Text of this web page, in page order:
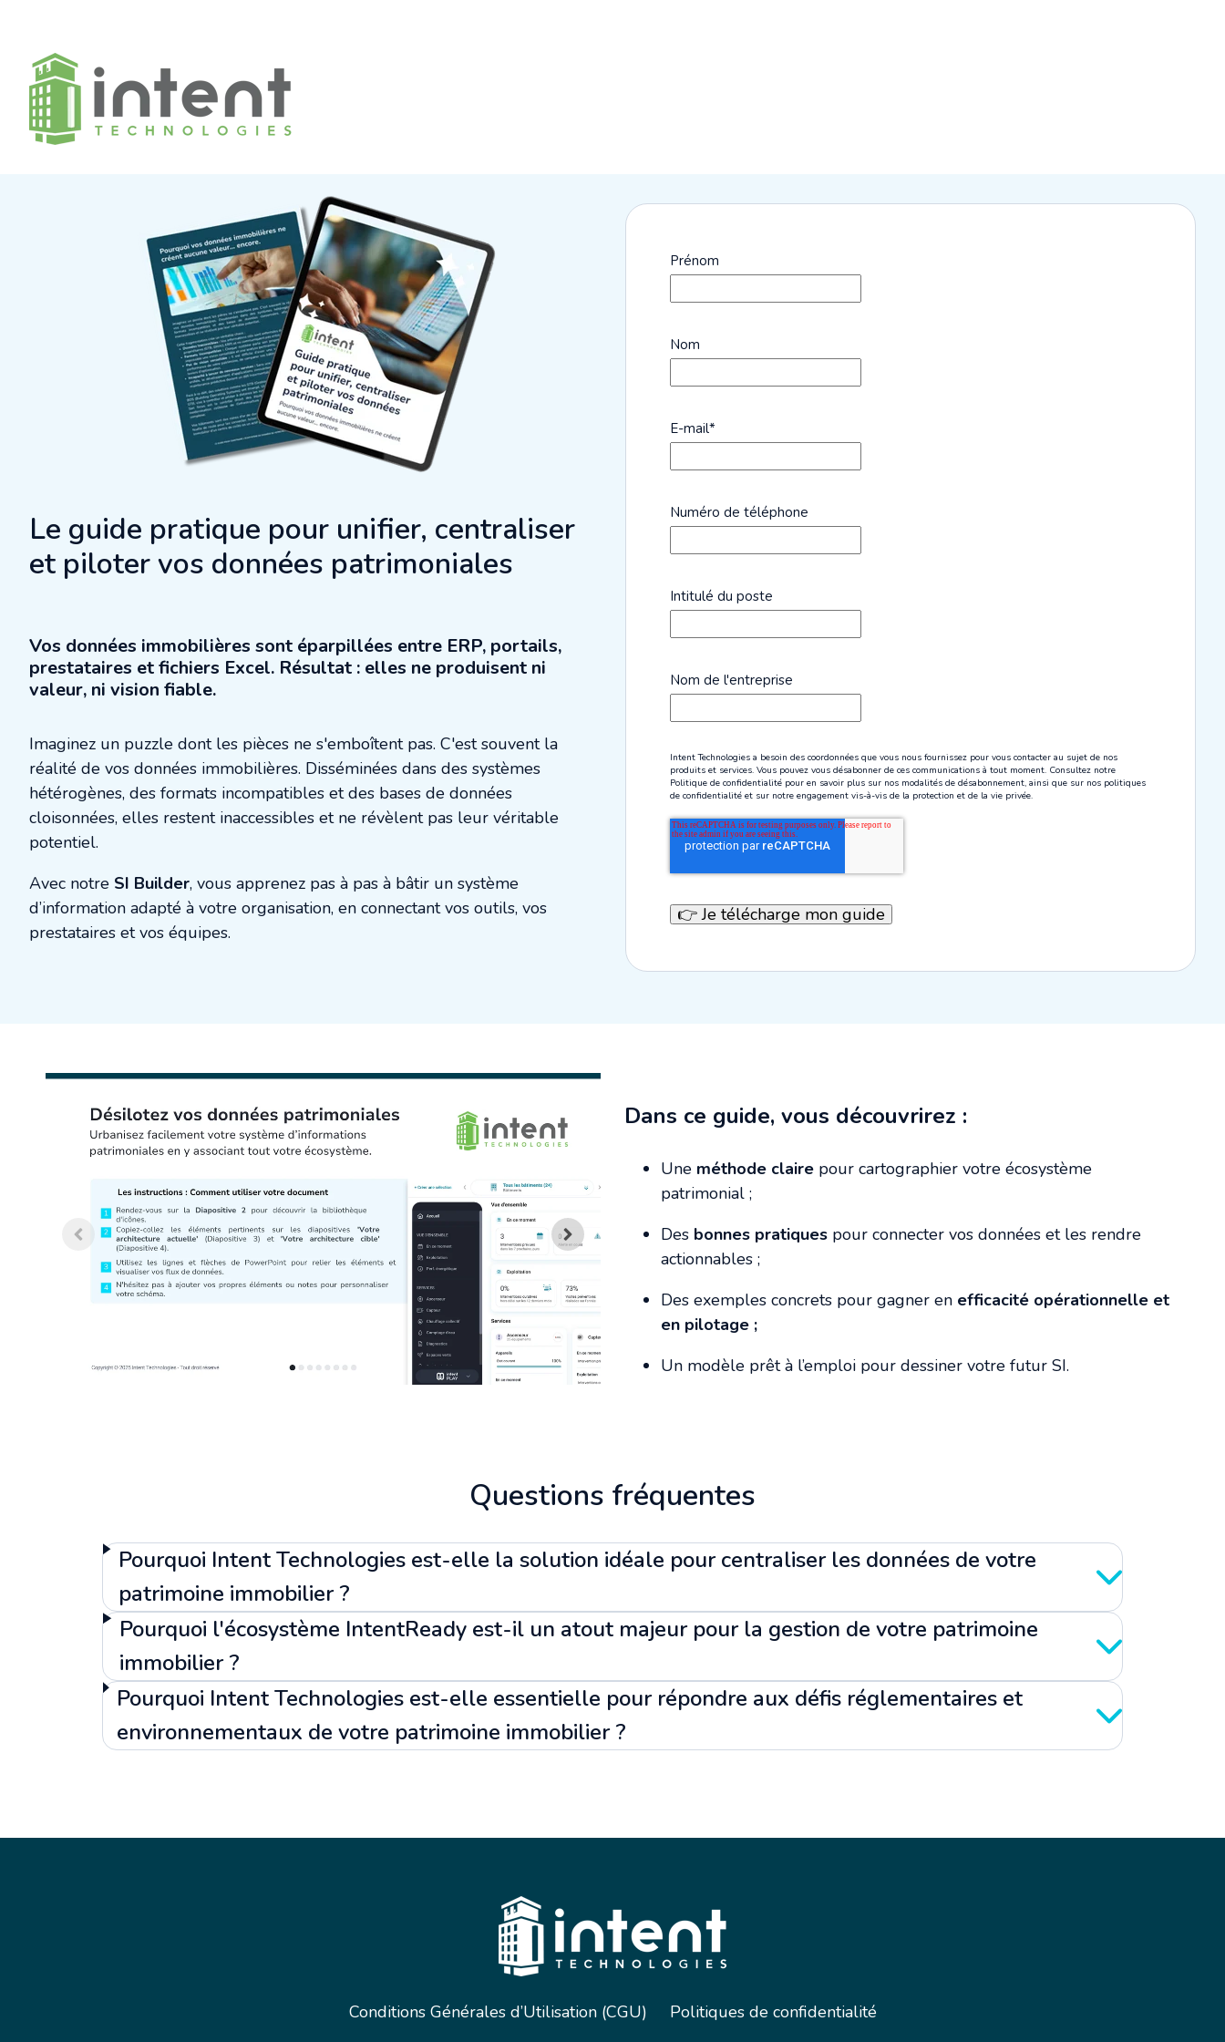
Le guide pratique pour unifier, centraliser
et piloter vos données patrimoniales
Vos données immobilières sont éparpillées entre ERP, portails,
prestataires et fichiers Excel. Résultat : elles ne produisent ni
valeur, ni vision fiable.
Imaginez un puzzle dont les pièces ne s'emboîtent pas. C'est souvent la
réalité de vos données immobilières. Disséminées dans des systèmes
hétérogènes, des formats incompatibles et des bases de données
cloisonnées, elles restent inaccessibles et ne révèlent pas leur véritable
potentiel.
Avec notre SI Builder, vous apprenez pas à pas à bâtir un système
d’information adapté à votre organisation, en connectant vos outils, vos
prestataires et vos équipes.
Prénom
Nom
E-mail*
Numéro de téléphone
Intitulé du poste
Nom de l'entreprise
Intent Technologies a besoin des coordonnées que vous nous fournissez pour vous contacter au sujet de nos
produits et services. Vous pouvez vous désabonner de ces communications à tout moment. Consultez notre
Politique de confidentialité pour en savoir plus sur nos modalités de désabonnement, ainsi que sur nos politiques
de confidentialité et sur notre engagement vis-à-vis de la protection et de la vie privée.
Dans ce guide, vous découvrirez :
Une méthode claire pour cartographier votre écosystème
patrimonial ;
Des bonnes pratiques pour connecter vos données et les rendre
actionnables ;
Des exemples concrets pour gagner en efficacité opérationnelle et
en pilotage ;
Un modèle prêt à l’emploi pour dessiner votre futur SI.
Questions fréquentes
Pourquoi Intent Technologies est-elle la solution idéale pour centraliser les données de votre
patrimoine immobilier ?
Pourquoi l'écosystème IntentReady est-il un atout majeur pour la gestion de votre patrimoine
immobilier ?
Pourquoi Intent Technologies est-elle essentielle pour répondre aux défis réglementaires et
environnementaux de votre patrimoine immobilier ?
Conditions Générales d’Utilisation (CGU) Politiques de confidentialité